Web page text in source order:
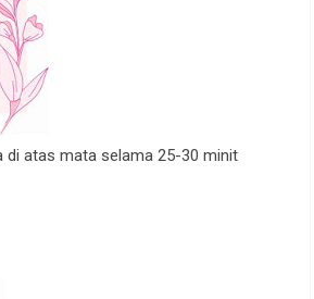
di atas mata selama 25-30 minit